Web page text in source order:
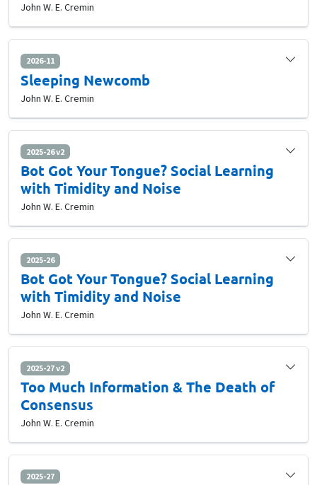
John W. E. Cremin
2026-11
Sleeping Newcomb
John W. E. Cremin
2025-26 v2
Bot Got Your Tongue? Social Learning
with Timidity and Noise
John W. E. Cremin
2025-26
Bot Got Your Tongue? Social Learning
with Timidity and Noise
John W. E. Cremin
2025-27 v2
Too Much Information & The Death of
Consensus
John W. E. Cremin
2025-27